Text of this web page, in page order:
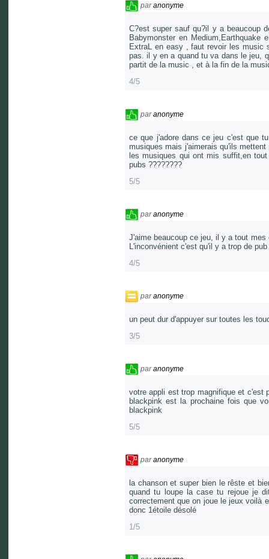
paranonyme
C?est super sauf qu?il y a beaucoup
Babymonster en
ExtraL en easy , faut revoir les
pas. il y en a quand tu va dans le jeu,
partit de la music , et à la fin de la
4/5
paranonyme
ce que j'adore dans ce jeu c'est que
musiques mais j'aimerais qu'ils
les musiques qui ont mis suffit,en
pubs ????????
5/5
paranonyme
J'aime beaucoup ce jeu, il y a tout
L'inconvénient c'est qu'il y a trop de pub
4/5
paranonyme
un peut dur d'appuyer sur toutes les
3/5
paranonyme
votre appli est trop magnifique et c'est
blackpink est la prochaine fois que
blackpink
5/5
paranonyme
la chanson et super bien le rêste et
quand tu loupe la case tu rejoue je
correctement que on joue le jeux voilà
donc 1étoile désolé
1/5